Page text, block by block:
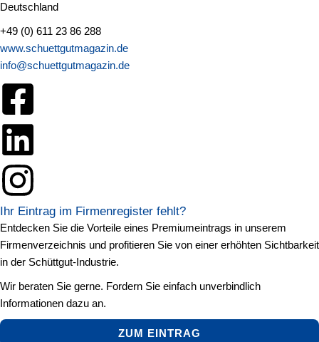
Deutschland
+49 (0) 611 23 86 288
www.schuettgutmagazin.de
info@schuettgutmagazin.de
Ihr Eintrag im Firmenregister fehlt?
Entdecken Sie die Vorteile eines Premiumeintrags in unserem
Firmenverzeichnis und profitieren Sie von einer erhöhten Sichtbarkeit
in der Schüttgut-Industrie.
Wir beraten Sie gerne. Fordern Sie einfach unverbindlich
Informationen dazu an.
ZUM EINTRAG